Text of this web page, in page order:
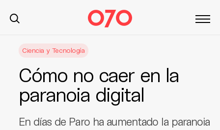
Ciencia y Tecnología
Cómo no caer en la
paranoia digital
En días de Paro ha aumentado la paranoia